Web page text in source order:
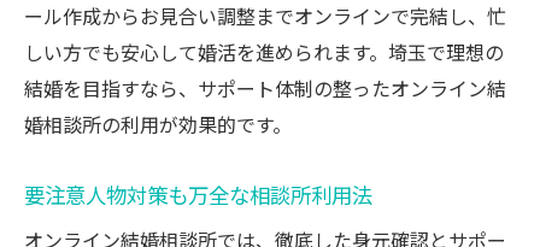
出会えない悩みを解消する婚活ステップ
要注意人物を避ける賢い相談所の使い方
30代女性に合う婚活方法の見極め方
オンライン結婚相談所が叶える安全な出会いと
は
ール作成からお見合い調整までオンラインで完結し、忙
しい方でも安心して婚活を進められます。埼玉で理想の
結婚を目指すなら、サポート体制の整ったオンライン結
婚相談所の利用が効果的です。
要注意人物対策も万全な相談所利用法